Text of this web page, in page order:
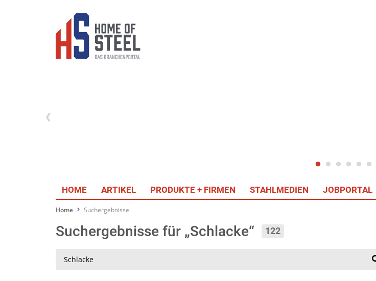
HOME ARTIKEL PRODUKTE + FIRMEN STAHLMEDIEN JOBPORTAL
Home Suchergebnisse
Suchergebnisse für „Schlacke“ 122